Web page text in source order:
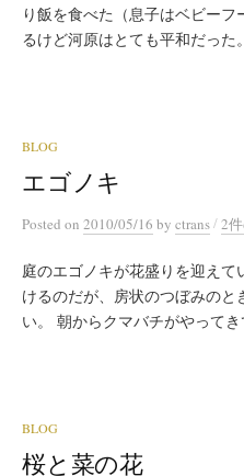
り飯を食べた（息子はベビー
るけど河原はとても平和だった
BLOG
エゴノキ
Posted on 2010/05/16 by ctrans/2
庭のエゴノキが花盛りを迎え
けるのだが、房状のつぼみの
い。 朝からクマバチがやって
BLOG
桜と菜の花